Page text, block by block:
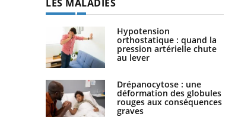
LES MALADIES
Hypotension
orthostatique : quand la
pression artérielle chute
au lever
Drépanocytose : une
déformation des globules
rouges aux conséquences
graves